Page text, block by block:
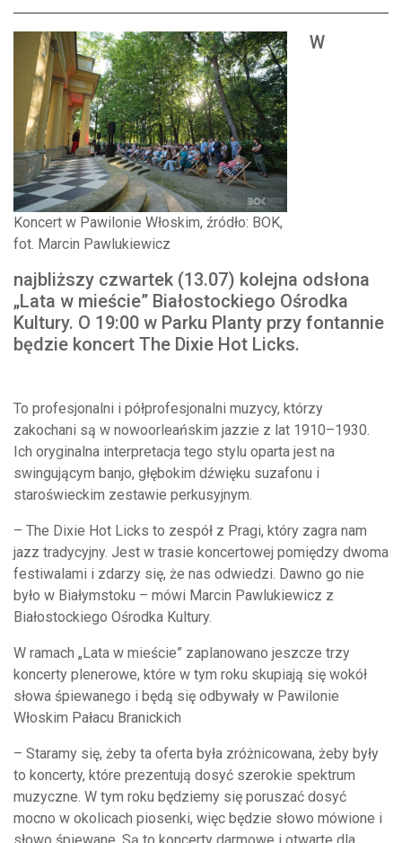
Koncert w Pawilonie Włoskim, źródło: BOK,
fot. Marcin Pawlukiewicz
W
najbliższy czwartek (13.07) kolejna odsłona
„Lata w mieście” Białostockiego Ośrodka
Kultury. O 19:00 w Parku Planty przy fontannie
będzie koncert The Dixie Hot Licks.
To profesjonalni i półprofesjonalni muzycy, którzy
zakochani są w nowoorleańskim jazzie z lat 1910–1930.
Ich oryginalna interpretacja tego stylu oparta jest na
swingującym banjo, głębokim dźwięku suzafonu i
staroświeckim zestawie perkusyjnym.
– The Dixie Hot Licks to zespół z Pragi, który zagra nam
jazz tradycyjny. Jest w trasie koncertowej pomiędzy dwoma
festiwalami i zdarzy się, że nas odwiedzi. Dawno go nie
było w Białymstoku – mówi Marcin Pawlukiewicz z
Białostockiego Ośrodka Kultury.
W ramach „Lata w mieście” zaplanowano jeszcze trzy
koncerty plenerowe, które w tym roku skupiają się wokół
słowa śpiewanego i będą się odbywały w Pawilonie
Włoskim Pałacu Branickich
– Staramy się, żeby ta oferta była zróżnicowana, żeby były
to koncerty, które prezentują dosyć szerokie spektrum
muzyczne. W tym roku będziemy się poruszać dosyć
mocno w okolicach piosenki, więc będzie słowo mówione i